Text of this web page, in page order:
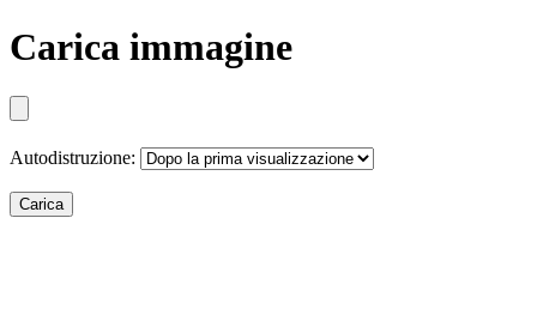
Carica immagine
Autodistruzione:
Carica